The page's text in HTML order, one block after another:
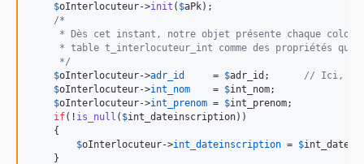
$oInterlocuteur->init ( $aPk);
/*
* Dès cet instant, notre objet présente chaque
* table t_interlocuteur_int comme des propriétés
     */
$oInterlocuteur->adr_id
     =
$adr_id ; // Ici, on
$oInterlocuteur->int_nom
    =
$int_nom;
$oInterlocuteur->int_prenom = $int_prenom;
if(! is_null ( $int_dateinscription))
    {
$oInterlocuteur->int_dateinscription = $
    }